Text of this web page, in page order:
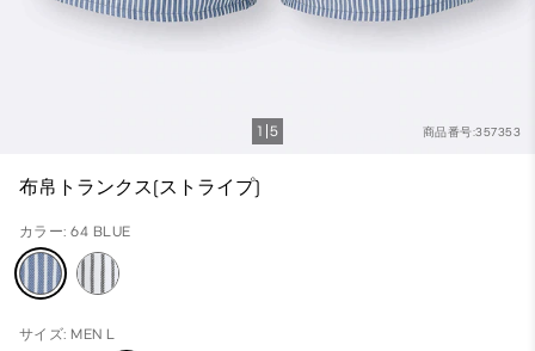
商品番号:357353
1 5
布帛トランクス(ストライプ)
カラー: 64 BLUE
サイズ: MEN L